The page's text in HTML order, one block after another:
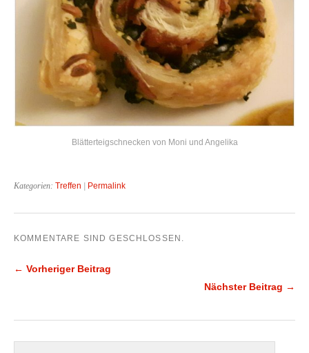
Blätterteigschnecken von Moni und Angelika
Kategorien: Treffen Permalink
KOMMENTARE SIND GESCHLOSSEN.
← Vorheriger Beitrag
Nächster Beitrag →